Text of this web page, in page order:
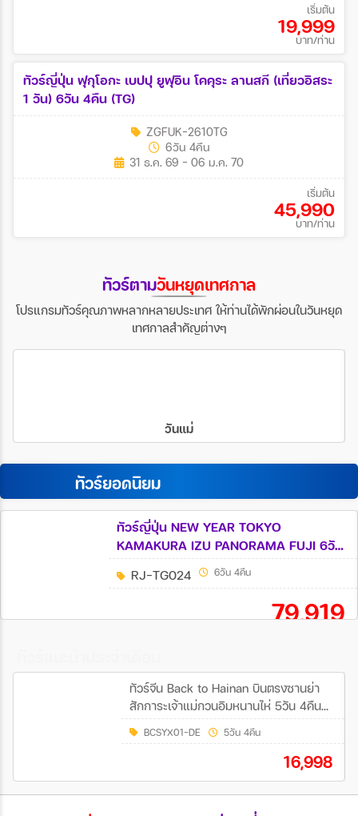
เริ่มต้น
19,999
บาท/ท่าน
ทัวร์ญี่ปุ่น ฟุกุโอกะ เบปปุ ยูฟุอิน โคคุระ ลานสกี (เที่ยวอิสระ
1 วัน) 6วัน 4คืน (TG)
ZGFUK-2610TG
6วัน 4คืน
31 ธ.ค. 69 - 06 ม.ค. 70
เริ่มต้น
45,990
บาท/ท่าน
ทัวร์ตามวันหยุดเทศกาล
โปรแกรมทัวร์คุณภาพหลากหลายประเทศ ให้ท่านได้พักผ่อนในวันหยุด
เทศกาลสำคัญต่างๆ
วันแม่
ทัวร์ยอดนิยม
ทัวร์ญี่ปุ่น NEW YEAR TOKYO
KAMAKURA IZU PANORAMA FUJI 6วัน
4คืน (TG)
RJ-TG024 6วัน 4คืน
79,919
ทัวร์จีน Back to Hainan บินตรงซานย่า
สักการะเจ้าแม่กวนอิมหนานไห่ 5วัน 4คืน
(DE)
BCSYX01-DE 5วัน 4คืน
16,998